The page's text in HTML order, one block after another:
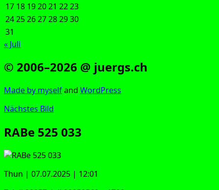
17 18 192021 2223
24252627282930
31
« Juli
© 2006–2026 @ juergs.ch
Made by mys­elfand Word­Press
Nächstes Bild
RABe 525 033
Thun | 07.07.2025 | 12:01